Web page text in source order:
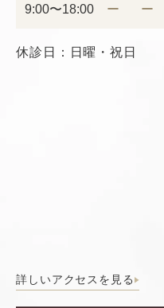
9:00〜18:00 ー ー
休診日：日曜・祝日
詳しいアクセスを見る